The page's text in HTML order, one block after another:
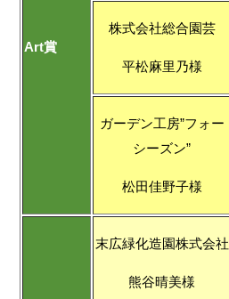
Art賞
株式会社総合園芸
平松麻里乃様
ガーデン工房”フォー
シーズン”
松田佳野子様
末広緑化造園株式会社
熊谷晴美様